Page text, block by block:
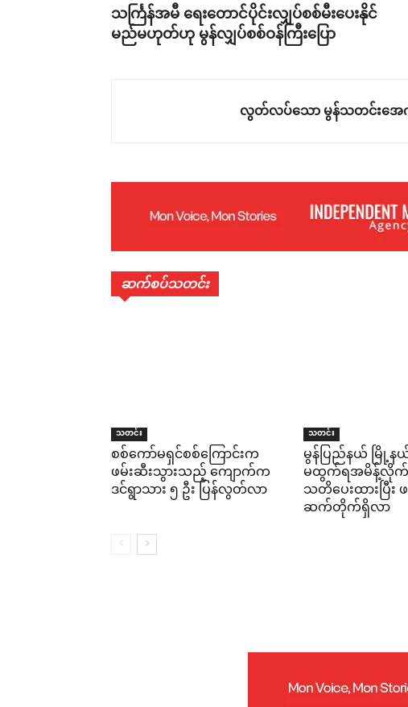
သင်္ကြန်အမီ ရေးတောင်ပိုင်းလျှပ်စစ်မီးပေးနိုင်
မည်မဟုတ်ဟု မွန်လျှပ်စစ်ဝန်ကြီးပြော
လွတ်လပ်သော မွန်သတင်းအေဂ
ဆက်စပ်သတင်း
သတင်း
စစ်ကော်မရှင်စစ်ကြောင်းက
ဖမ်းဆီးသွားသည့် ကျောက်က
ဒင်ရွာသား ၅ ဦး ပြန်လွတ်လာ
သတင်း
မွန်ပြည်နယ် မြို့
မထွက်ရအမိန့်လိုက်
သတိပေးထားပြီး
ဆက်တိုက်ရှိလာ